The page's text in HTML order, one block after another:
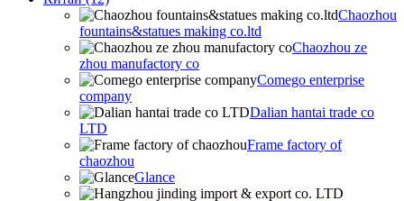
Chaozhou
fountains&statues making co.ltd
Chaozhou ze
zhou manufactory co
Comego enterprise
company
Dalian hantai trade co
LTD
Frame factory of
chaozhou
Glance